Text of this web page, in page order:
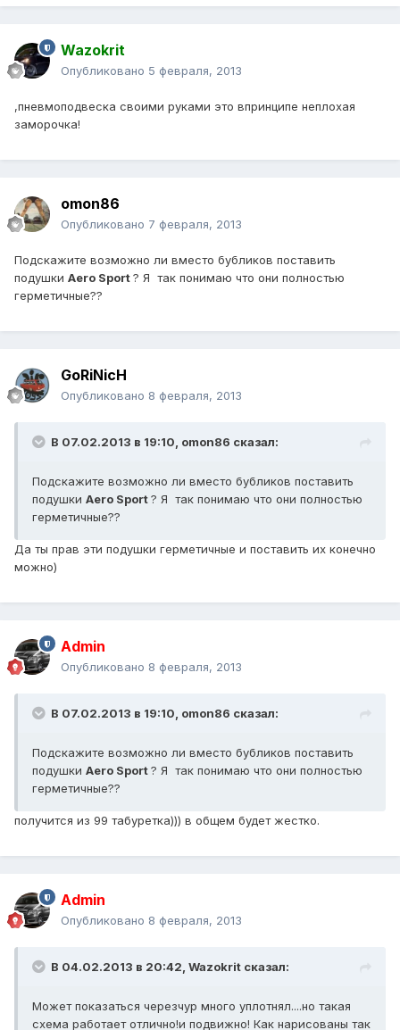
Wazokrit
Опубликовано 5 февраля, 2013
,пневмоподвеска своими руками это впринципе неплохая
заморочка!
omon86
Опубликовано 7 февраля, 2013
Подскажите возможно ли вместо бубликов поставить
подушки Aero Sport? Я так понимаю что они полностью
герметичные??
GoRiNicH
Опубликовано 8 февраля, 2013
В 07.02.2013 в 19:10, omon86 сказал:
Подскажите возможно ли вместо бубликов поставить
подушки Aero Sport? Я так понимаю что они полностью
герметичные??
Да ты прав эти подушки герметичные и поставить их конечно
можно)
Admin
Опубликовано 8 февраля, 2013
В 07.02.2013 в 19:10, omon86 сказал:
Подскажите возможно ли вместо бубликов поставить
подушки Aero Sport? Я так понимаю что они полностью
герметичные??
получится из 99 табуретка))) в общем будет жестко.
Admin
Опубликовано 8 февраля, 2013
В 04.02.2013 в 20:42, Wazokrit сказал:
Может показаться черезчур много уплотнял....но такая
схема работает отлично!и подвижно! Как нарисованы так